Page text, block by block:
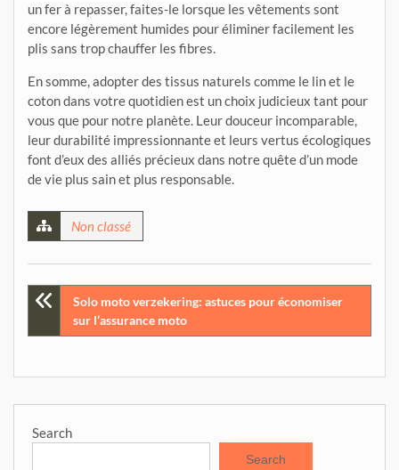
un fer à repasser, faites-le lorsque les vêtements sont
encore légèrement humides pour éliminer facilement les
plis sans trop chauffer les fibres.
En somme, adopter des tissus naturels comme le lin et le
coton dans votre quotidien est un choix judicieux tant pour
vous que pour notre planète. Leur douceur incomparable,
leur durabilité impressionnante et leurs vertus écologiques
font d’eux des alliés précieux dans notre quête d’un mode
de vie plus sain et plus responsable.
Non classé
Post
navigation
Solo moto verzekering: astuces pour économiser
sur l’assurance moto
Search
Search